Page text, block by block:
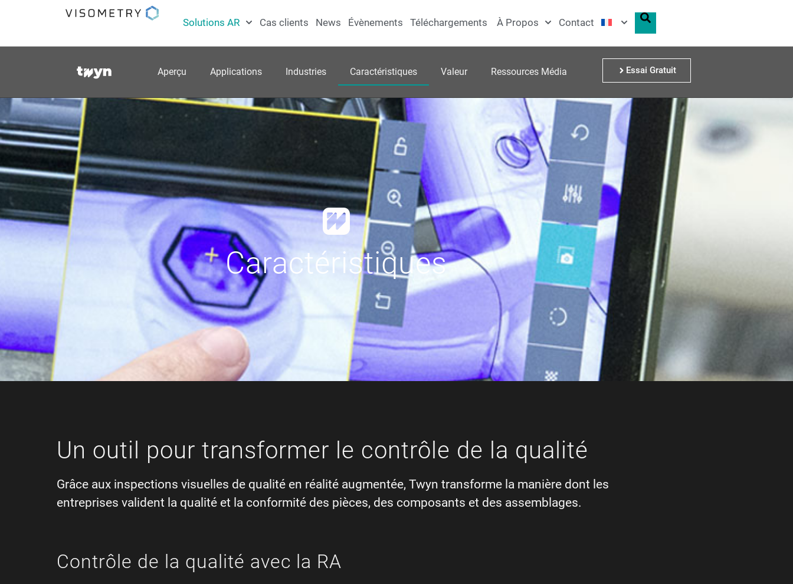
Solutions AR Cas clients News Évènements Téléchargements À Propos Contact
Aperçu Applications Industries Caractéristiques Valeur Ressources Média Essai Gratuit
Caractéristiques
Un outil pour transformer le contrôle de la qualité
Grâce aux inspections visuelles de qualité en réalité augmentée, Twyn transforme la manière dont les
entreprises valident la qualité et la conformité des pièces, des composants et des assemblages.
Contrôle de la qualité avec la RA